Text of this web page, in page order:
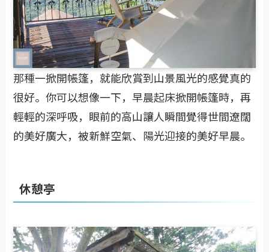
那種一掀開帳篷，就能欣賞到山景風光的感覺真的
很好。你可以想像一下，早晨起床掀開帳篷時，再
輕輕的深呼吸，眼前的高山讓人瞬間覺得世間遼闊
的美好廣大，被新鮮空氣、陽光迎接的美好早晨。
休憩亭